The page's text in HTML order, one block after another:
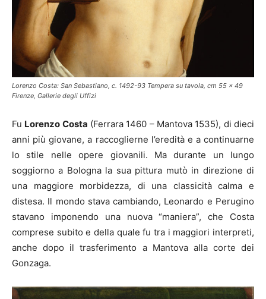
Lorenzo Costa: San Sebastiano, c. 1492-93 Tempera su tavola, cm 55 x 49
Firenze, Gallerie degli Uffizi
Fu Lorenzo Costa (Ferrara 1460 – Mantova 1535), di dieci
anni più giovane, a raccoglierne l’eredità e a continuarne
lo stile nelle opere giovanili. Ma durante un lungo
soggiorno a Bologna la sua pittura mutò in direzione di
una maggiore morbidezza, di una classicità calma e
distesa. Il mondo stava cambiando, Leonardo e Perugino
stavano imponendo una nuova “maniera”, che Costa
comprese subito e della quale fu tra i maggiori interpreti,
anche dopo il trasferimento a Mantova alla corte dei
Gonzaga.